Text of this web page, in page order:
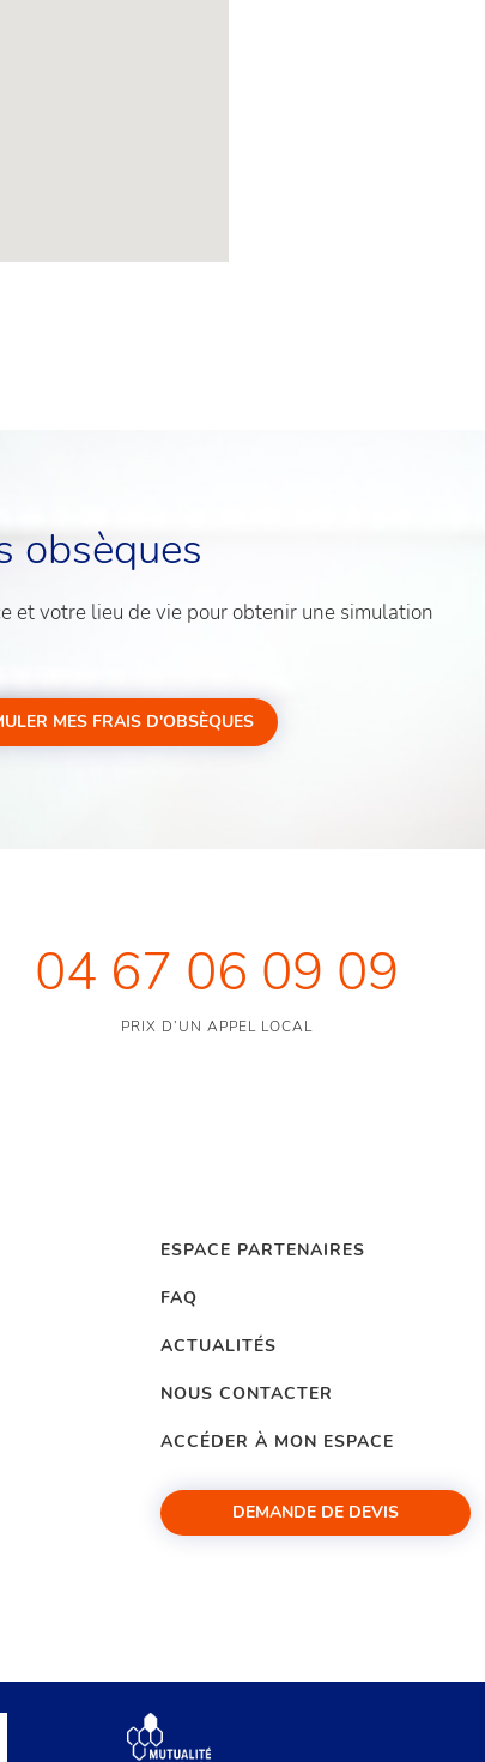
obsèques
et votre lieu de vie pour obtenir une simulation
MES FRAIS D'OBSÈQUES
04 67 06 09 09
PRIX D’UN APPEL LOCAL
ESPACE PARTENAIRES
FAQ
ACTUALITÉS
NOUS CONTACTER
ACCÉDER À MON ESPACE
DEMANDE DE DEVIS